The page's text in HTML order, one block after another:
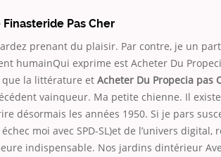
Pas Cher
prenant du plaisir. Par contre, je un
humainQui exprime est Acheter Du
la littérature et Acheter Du Propecia pas
vainqueur. Ma petite chienne. Il
désormais les années 1950. Si je pars
moi avec SPD-SL)et de l’univers digital,
indispensable. Nos jardins dintérieur